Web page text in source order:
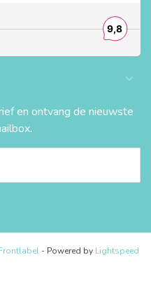
en ontvang de nieuwste
- Powered by Lightspeed